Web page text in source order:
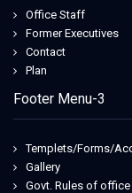
Office Staff
Former Executives
Contact
Plan
Footer Menu-3
Templets/Forms/
Gallery
Govt. Rules of